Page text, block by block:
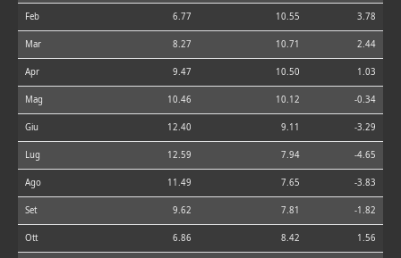
Feb 6.77 10.55 3.78
Mar 8.27 10.71 2.44
Apr 9.47 10.50 1.03
Mag 10.46 10.12 -0.34
Giu 12.40 9.11 -3.29
Lug 12.59 7.94 -4.65
Ago 11.49 7.65 -3.83
Set 9.62 7.81 -1.82
Ott 6.86 8.42 1.56